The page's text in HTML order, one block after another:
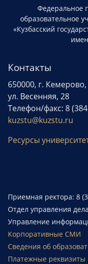
Федеральное
образовательное
«Кузбасский
Контакты
650000, г. Кемерово,
ул. Весенняя, 28
Телефон/факс: 8
kuzstu@kuzstu.ru
Ресурсы
Приемная ректора: 8
Отдел управления
Управление
Корпоративные СМИ
Сведения об
Платежные реквизиты